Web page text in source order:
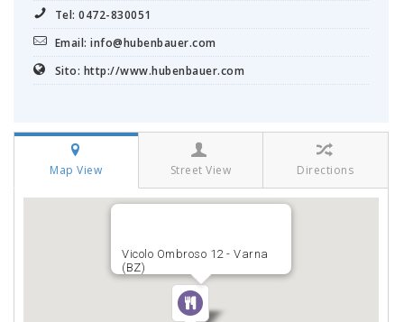
Tel: 0472-830051
Email: info@hubenbauer.com
Sito: http://www.hubenbauer.com
Map View Street View Directions
Vicolo Ombroso 12 - Varna
(BZ)